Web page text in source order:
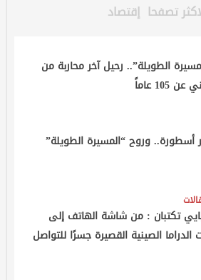
تصفحا إقتصاد
الطويلة”.. رحيل آخر محاربة من
عاماً
أسطورة.. وروح “المسيرة الطويلة”
تكتبان : من شاشة الهاتف إلى
الصينية القصيرة جسرًا للتواصل